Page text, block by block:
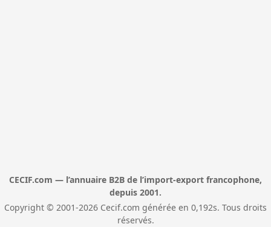
CECIF.com — l’annuaire B2B de l’import-export francophone,
depuis 2001.
Copyright © 2001-2026 Cecif.com générée en 0,192s. Tous droits
réservés.